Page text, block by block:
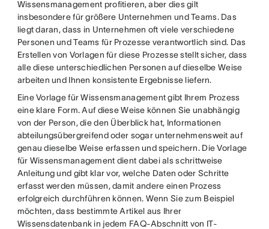
Wissensmanagement profitieren, aber dies gilt
insbesondere für größere Unternehmen und Teams. Das
liegt daran, dass in Unternehmen oft viele verschiedene
Personen und Teams für Prozesse verantwortlich sind. Das
Erstellen von Vorlagen für diese Prozesse stellt sicher, dass
alle diese unterschiedlichen Personen auf dieselbe Weise
arbeiten und Ihnen konsistente Ergebnisse liefern.
Eine Vorlage für Wissensmanagement gibt Ihrem Prozess
eine klare Form. Auf diese Weise können Sie unabhängig
von der Person, die den Überblick hat, Informationen
abteilungsübergreifend oder sogar unternehmensweit auf
genau dieselbe Weise erfassen und speichern. Die Vorlage
für Wissensmanagement dient dabei als schrittweise
Anleitung und gibt klar vor, welche Daten oder Schritte
erfasst werden müssen, damit andere einen Prozess
erfolgreich durchführen können. Wenn Sie zum Beispiel
möchten, dass bestimmte Artikel aus Ihrer
Wissensdatenbank in jedem FAQ-Abschnitt von IT-